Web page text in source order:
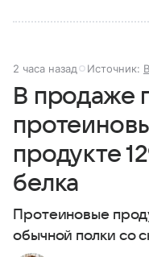
2 часа назад Источник:
В продаже
продукте
белка
Протеиновые
обычной полки со